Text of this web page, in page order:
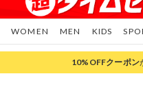
WOMEN MEN KIDS
10%OFFクーポン